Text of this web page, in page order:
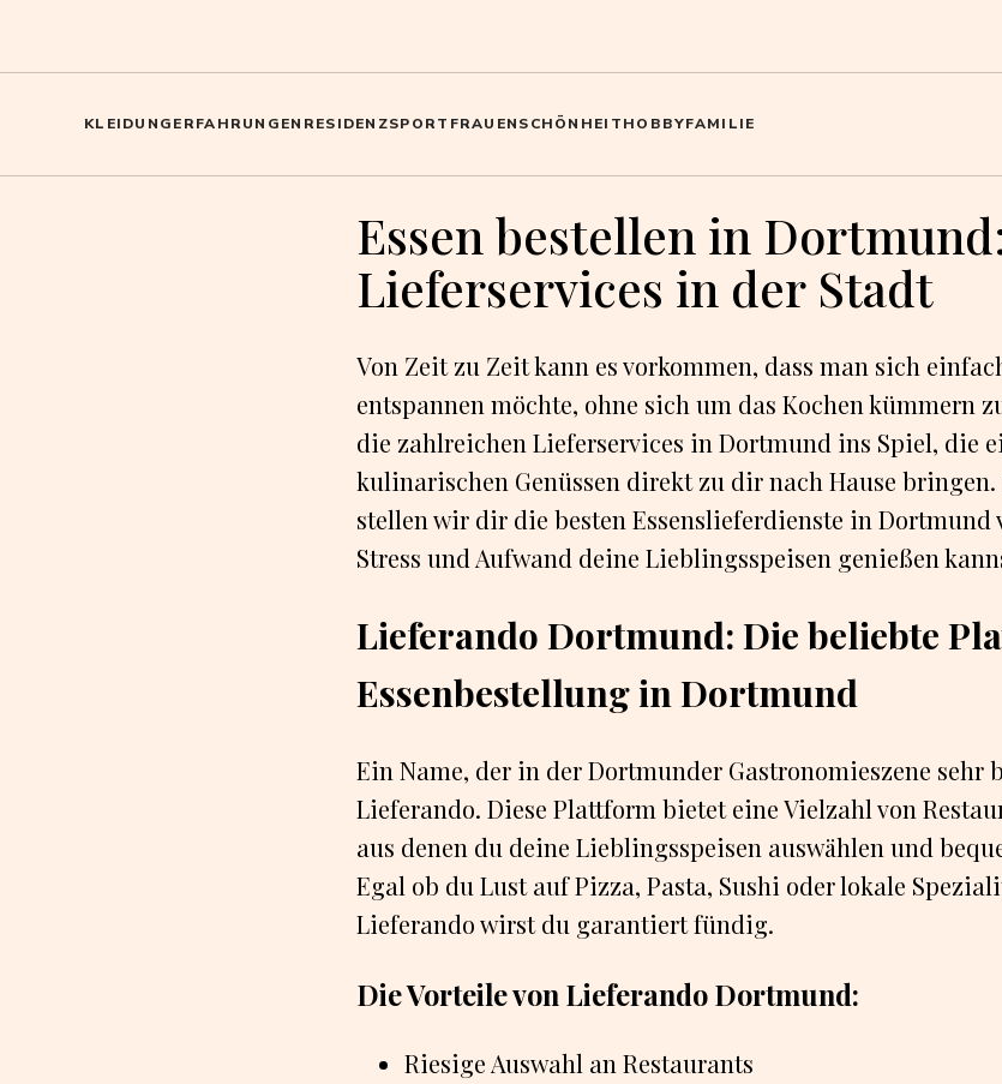
KLEIDUNGERFAHRUNGEN RESIDENZSPORT FRAUENSCHÖNHEITHOBBYFAMILIE
Essen bestellen in
Lieferservices in der Stadt
Von Zeit zu Zeit kann es vorkommen, dass man sich
entspannen möchte, ohne sich um das Kochen kümmern
die zahlreichen Lieferservices in Dortmund ins Spiel, die
kulinarischen Genüssen direkt zu dir nach Hause
stellen wir dir die besten Essenslieferdienste in Dortmund
Stress und Aufwand deine Lieblingsspeisen genießen
Lieferando Dortmund: Die beliebte
Essenbestellung in Dortmund
Ein Name, der in der Dortmunder Gastronomieszene sehr
Lieferando. Diese Plattform bietet eine Vielzahl von
aus denen du deine Lieblingsspeisen auswählen und
Egal ob du Lust auf Pizza, Pasta, Sushi oder lokale
Lieferando wirst du garantiert fündig.
Die Vorteile von Lieferando Dortmund:
Riesige Auswahl an Restaurants